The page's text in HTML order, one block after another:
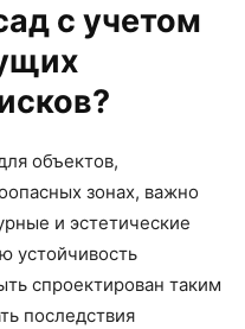
с учетом
объектов,
зонах, важно
и эстетические
устойчивость
спроектирован таким
последствия